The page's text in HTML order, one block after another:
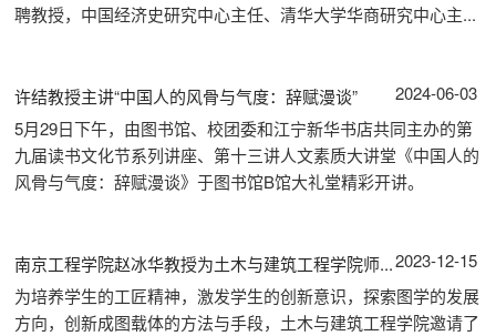
聘教授，中国经济史研究中心主任、清华大学华商研究中心主...
许结教授主讲“中国人的风骨与气度：辞赋漫谈”
2024-06-03
5月29日下午，由图书馆、校团委和江宁新华书店共同主办的第
九届读书文化节系列讲座、第十三讲人文素质大讲堂《中国人的
风骨与气度：辞赋漫谈》于图书馆B馆大礼堂精彩开讲。
南京工程学院赵冰华教授为土木与建筑工程学院师...2023-12-15
为培养学生的工匠精神，激发学生的创新意识，探索图学的发展
方向，创新成图载体的方法与手段，土木与建筑工程学院邀请了